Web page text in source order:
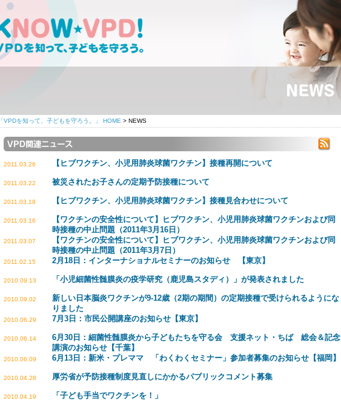
「VPDを知って、子どもを守ろう。」 HOME > NEWS
2011.03.26 【ヒブワクチン、小児用肺炎球菌ワクチン】接種再開について
2011.03.22 被災されたお子さんの定期予防接種について
2011.03.18 【ヒブワクチン、小児用肺炎球菌ワクチン】接種見合わせについて
2011.03.16
【ワクチンの安全性について】ヒブワクチン、小児用肺炎球菌ワクチンおよび同
時接種の中止問題（2011年3月16日）
2011.03.07
【ワクチンの安全性について】ヒブワクチン、小児用肺炎球菌ワクチンおよび同
時接種の中止問題（2011年3月7日）
2011.02.15 2月18日：インターナショナルセミナーのお知らせ 【東京】
2010.09.13 「小児細菌性髄膜炎の疫学研究（鹿児島スタディ）」が発表されました
2010.09.02
新しい日本脳炎ワクチンが9-12歳（2期の期間）の定期接種で受けられるようにな
りました
2010.06.29 7月3日：市民公開講座のお知らせ【東京】
2010.06.14
6月30日：細菌性髄膜炎から子どもたちを守る会 支援ネット・ちば 総会＆記念
講演のお知らせ【千葉】
2010.06.09 6月13日：新米・プレママ 「わくわくセミナー」参加者募集のお知らせ【福岡】
2010.04.28 厚労省が予防接種制度見直しにかかるパブリックコメント募集
2010.04.19 「子ども手当でワクチンを！」